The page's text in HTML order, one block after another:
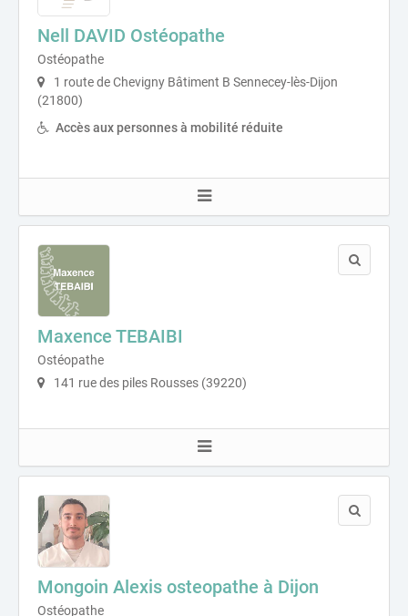
Nell DAVID Ostéopathe
Ostéopathe
1 route de Chevigny Bâtiment B Sennecey-lès-Dijon
(21800)
Accès aux personnes à mobilité réduite
Maxence TEBAIBI
Ostéopathe
141 rue des piles Rousses (39220)
Mongoin Alexis osteopathe à Dijon
Ostéopathe